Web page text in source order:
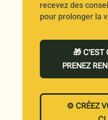
recevez des
pour prolonger la
🎁 C'EST
PRENEZ
⚙️ CRÉEZ